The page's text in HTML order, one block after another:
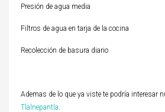
Presión de agua media
Filtros de agua en tarja de la cocina
Recolección de basura diario
Ademas de lo que ya viste te podría interesar
Tlalnepantla.